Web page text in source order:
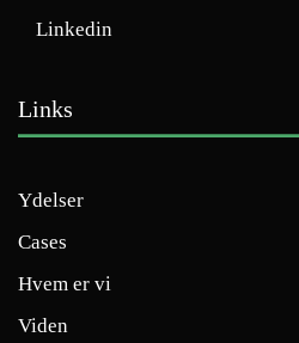
Linkedin
Links
Ydelser
Cases
Hvem er vi
Viden